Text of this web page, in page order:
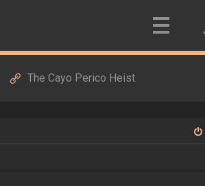
The Cayo Perico Heist